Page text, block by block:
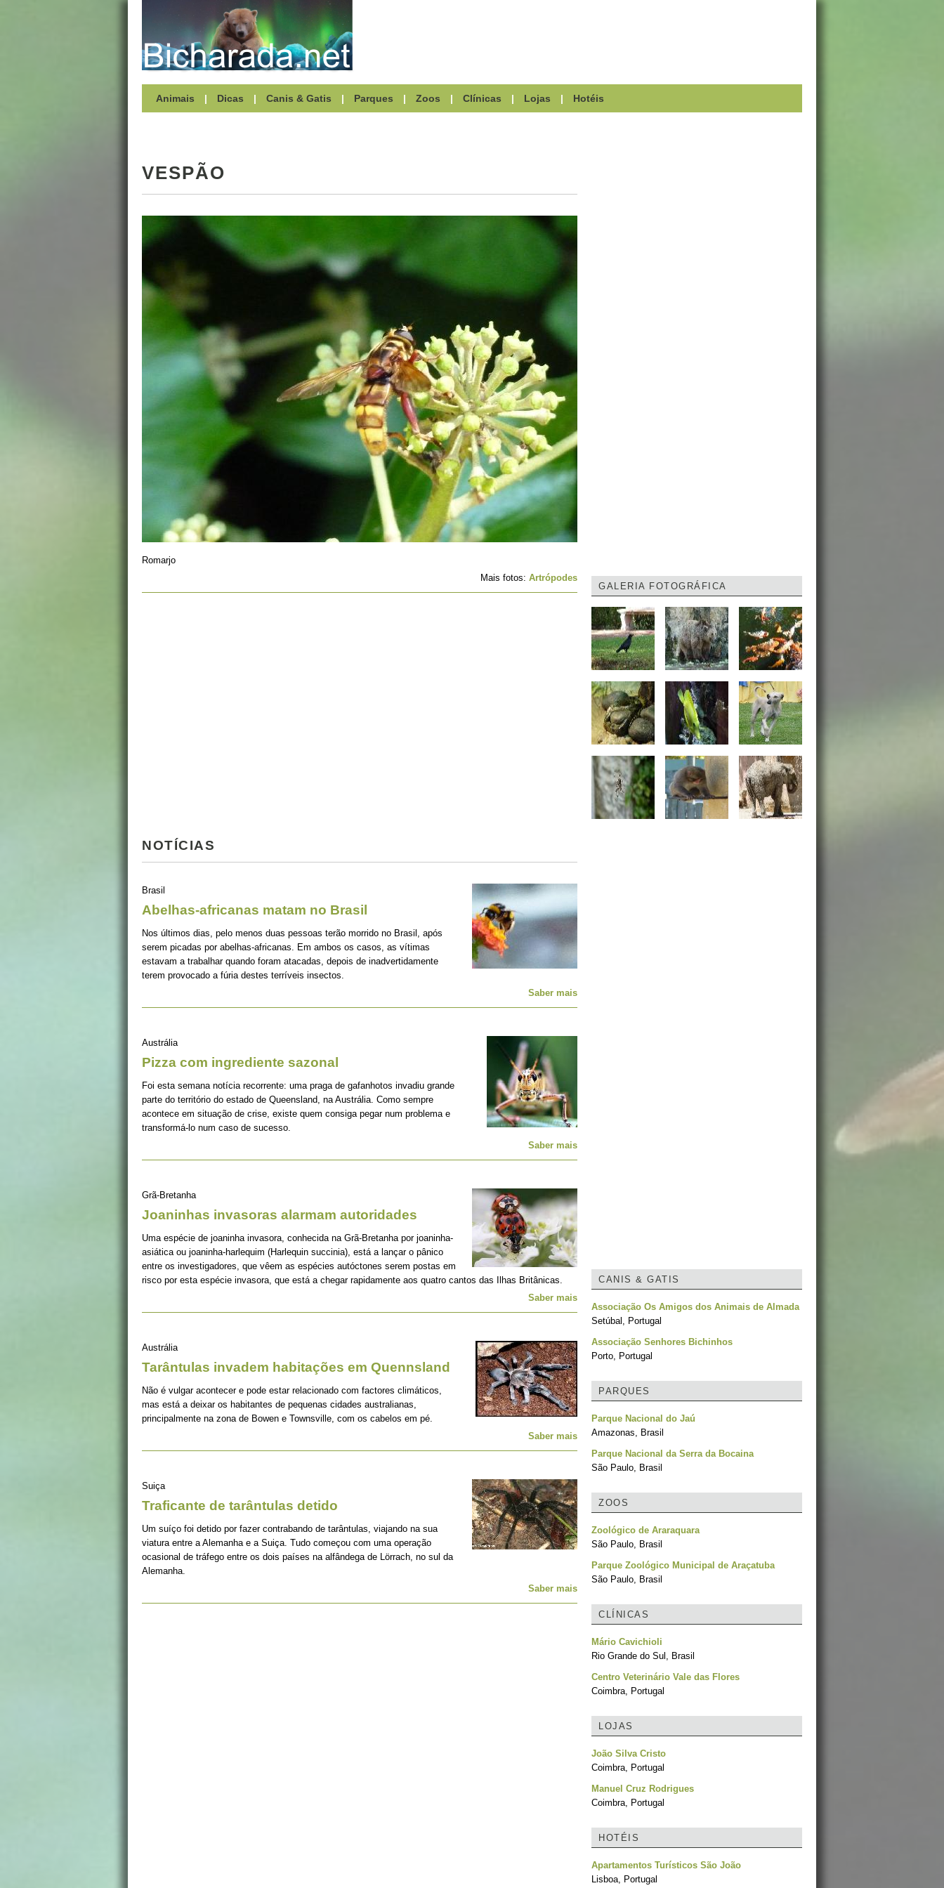
Animais | Dicas | Canis & Gatis | Parques | Zoos | Clínicas | Lojas | Hotéis
VESPÃO
Romarjo
Mais fotos: Artrópodes
NOTÍCIAS
Brasil
Abelhas-africanas matam no Brasil
Nos últimos dias, pelo menos duas pessoas terão morrido no Brasil, após
serem picadas por abelhas-africanas. Em ambos os casos, as vítimas
estavam a trabalhar quando foram atacadas, depois de inadvertidamente
terem provocado a fúria destes terríveis insectos.
Saber mais
Austrália
Pizza com ingrediente sazonal
Foi esta semana notícia recorrente: uma praga de gafanhotos invadiu grande
parte do território do estado de Queensland, na Austrália. Como sempre
acontece em situação de crise, existe quem consiga pegar num problema e
transformá-lo num caso de sucesso.
Saber mais
Grã-Bretanha
Joaninhas invasoras alarmam autoridades
Uma espécie de joaninha invasora, conhecida na Grã-Bretanha por joaninha-
asiática ou joaninha-harlequim (Harlequin succinia), está a lançar o pânico
entre os investigadores, que vêem as espécies autóctones serem postas em
risco por esta espécie invasora, que está a chegar rapidamente aos quatro cantos das Ilhas Britânicas.
Saber mais
Austrália
Tarântulas invadem habitações em Quennsland
Não é vulgar acontecer e pode estar relacionado com factores climáticos,
mas está a deixar os habitantes de pequenas cidades australianas,
principalmente na zona de Bowen e Townsville, com os cabelos em pé.
Saber mais
Suiça
Traficante de tarântulas detido
Um suíço foi detido por fazer contrabando de tarântulas, viajando na sua
viatura entre a Alemanha e a Suiça. Tudo começou com uma operação
ocasional de tráfego entre os dois países na alfândega de Lörrach, no sul da
Alemanha.
Saber mais
GALERIA FOTOGRÁFICA
CANIS & GATIS
Associação Os Amigos dos Animais de Almada
Setúbal, Portugal
Associação Senhores Bichinhos
Porto, Portugal
PARQUES
Parque Nacional do Jaú
Amazonas, Brasil
Parque Nacional da Serra da Bocaina
São Paulo, Brasil
ZOOS
Zoológico de Araraquara
São Paulo, Brasil
Parque Zoológico Municipal de Araçatuba
São Paulo, Brasil
CLÍNICAS
Mário Cavichioli
Rio Grande do Sul, Brasil
Centro Veterinário Vale das Flores
Coimbra, Portugal
LOJAS
João Silva Cristo
Coimbra, Portugal
Manuel Cruz Rodrigues
Coimbra, Portugal
HOTÉIS
Apartamentos Turísticos São João
Lisboa, Portugal